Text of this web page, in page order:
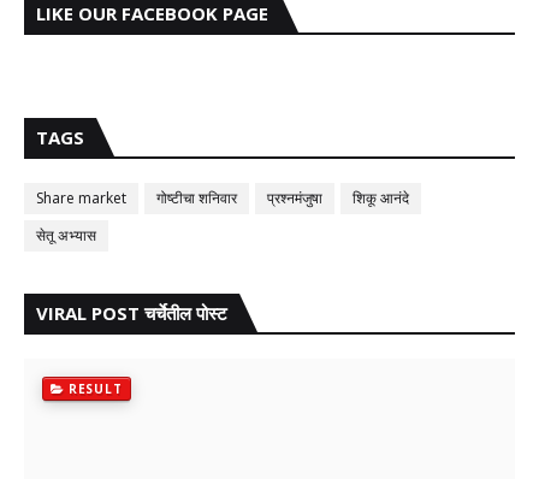
LIKE OUR FACEBOOK PAGE
TAGS
Share market गोष्टीचा शनिवार प्रश्नमंजुषा
शिकू आनंदे
सेतू अभ्यास
VIRAL POST चर्चेतील पोस्ट
RESULT